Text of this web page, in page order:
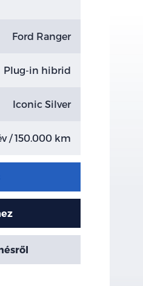
Ford Ranger
Plug-in hibrid
Iconic Silver
/ 150.000 km